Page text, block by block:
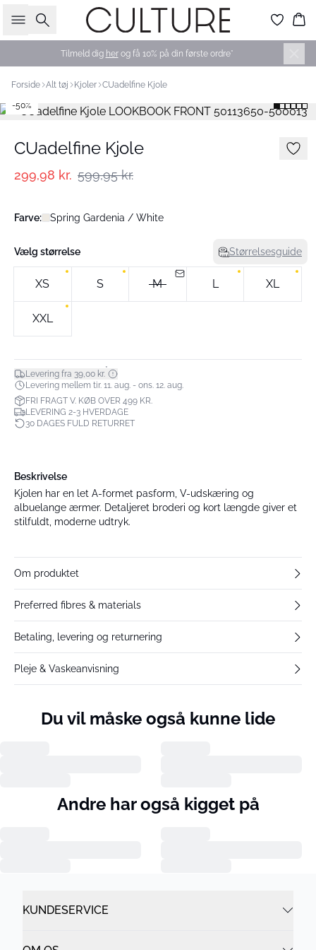
Søg
Tilmeld dig herog få 10% på din første ordre*
Forside Alt tøj Kjoler CUadelfine Kjole
-50%
CUadelfine Kjole
299,98 kr. 599,95 kr.
Farve: Spring Gardenia / White
Vælg størrelse Størrelsesguide
XS S M L XL
XXL
Levering fra 39,00 kr.*
Levering mellem tir. 11. aug. - ons. 12. aug.
FRI FRAGT V. KØB OVER 499 KR.
LEVERING 2-3 HVERDAGE
30 DAGES FULD RETURRET
Beskrivelse
Kjolen har en let A-formet pasform, V-udskæring og
albuelange ærmer. Detaljeret broderi og kort længde giver et
stilfuldt, moderne udtryk.
Om produktet
Preferred fibres & materials
Betaling, levering og returnering
Pleje & Vaskeanvisning
Du vil måske også kunne lide
Andre har også kigget på
KUNDESERVICE